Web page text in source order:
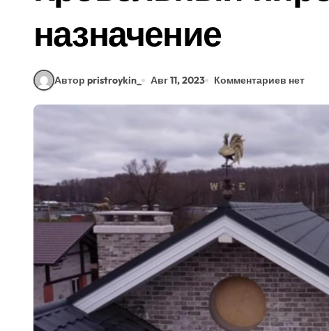
назначение
Автор pristroykin_ Авг 11, 2023 Комментариев нет